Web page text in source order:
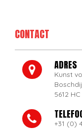
CONTACT
ADRES
Kunst
5612
+31 (0)